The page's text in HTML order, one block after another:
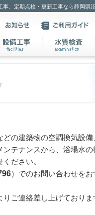
、定期点検・更新工事なら静岡県
の建築物の空調換気設
テナンスから、浴場水
ださい。
）でのお問い合わせを
りご連絡差し上げており